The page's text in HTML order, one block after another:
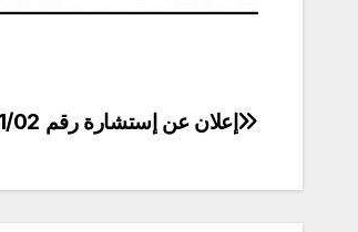
تصفّح
إعلان عن إستشارة رقم 2021/02